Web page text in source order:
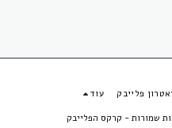
פלייבק עוד
קרקס הפלייבק